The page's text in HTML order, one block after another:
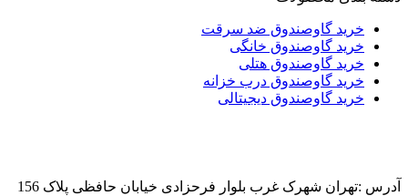
خرید گاوصندوق ضد سرقت
خرید گاوصندوق خانگی
خرید گاوصندوق هتلی
خرید گاوصندوق درب خزانه
خرید گاوصندوق دیجیتالی
آدرس :تهران شهرک غرب بلوار فرحزادی خیابان حافظی پلاک 156